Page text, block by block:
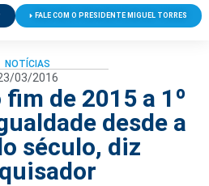
FALE COM O PRESIDENTE MIGUEL TORRES
NOTÍCIAS
03/2016
de 2015 a 1º
desde a
século, diz